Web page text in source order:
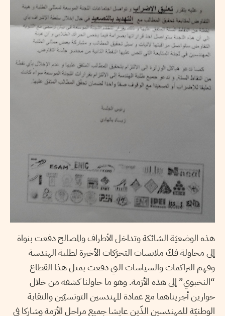
هذه الوضعيّة الشائكة وتداخل الأطراف والمصالح دفعت بنواة
إلى محاولة فكّ ملابسات التحرّكات الأخيرة لطلبة الهندسة
وفهم التراكمات والسياسات التي دفعت بمثل هذا القطاع
“النخبوي” إلى هذه الأزمة. وهو ما حاولنا كشفه من خلال
حوارين أجريناهما مع عمادة المهندسين التونسيّين والنقابة
الوطنيّة للمهندسين الذّين عايشا جميع مراحل الأزمة وشاركا في